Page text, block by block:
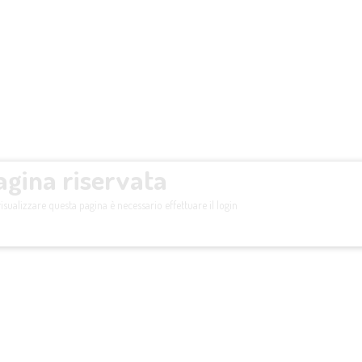
riservata
questa pagina è necessario effettuare il login